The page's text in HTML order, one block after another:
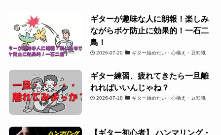
ギターが趣味な人に朗報！楽しみ
ながらボケ防止に効果的！一石二
鳥！
2026-07-20 ギター始めたい・心構え・豆知識
ギター練習、疲れてきたら一旦離
れればいいんじゃね？
2026-07-18 ギター始めたい・心構え・豆知識
【ギター初心者】 ハンマリング・